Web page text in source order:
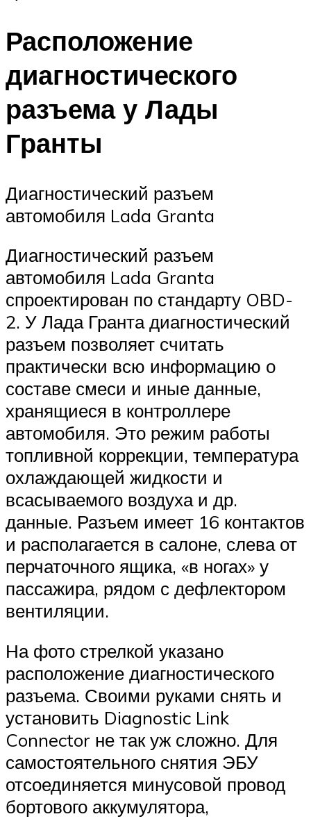
Расположение
диагностического
разъема у Лады
Гранты
Диагностический разъем
автомобиля Lada Granta
Диагностический разъем
автомобиля Lada Granta
спроектирован по стандарту OBD-
2. У Лада Гранта диагностический
разъем позволяет считать
практически всю информацию о
составе смеси и иные данные,
хранящиеся в контроллере
автомобиля. Это режим работы
топливной коррекции, температура
охлаждающей жидкости и
всасываемого воздуха и др.
данные. Разъем имеет 16 контактов
и располагается в салоне, слева от
перчаточного ящика, «в ногах» у
пассажира, рядом с дефлектором
вентиляции.
На фото стрелкой указано
расположение диагностического
разъема. Своими руками снять и
установить Diagnostic Link
Connector не так уж сложно. Для
самостоятельного снятия ЭБУ
отсоединяется минусовой провод
бортового аккумулятора,